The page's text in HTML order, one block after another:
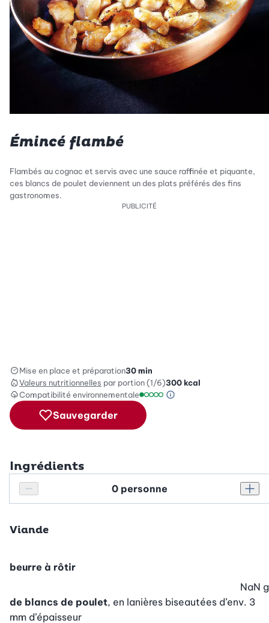
Émincé flambé
Flambés au cognac et servis avec une sauce raffinée et piquante,
ces blancs de poulet deviennent un des plats préférés des fins
gastronomes.
PUBLICITÉ
Mise en place et préparation30 min
Valeurs nutritionnelles par portion (1/6)300kcal
Compatibilité environnementale
Échelle de compatibilité
Information sur
Sauvegarder
Ingrédients
Réduire le nombre de personnes
Personnes
Viande
beurre à rôtir
de blancs de poulet, en lanières biseautées d’env. 3
mm d’épaisseur
NaN g